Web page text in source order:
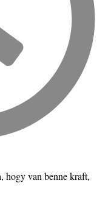
hogy van benne kraft,